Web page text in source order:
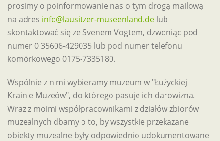
prosimy o poinformowanie nas o tym drogą mailową
na adres info@lausitzer-museenland.de lub
skontaktować się ze Svenem Vogtem, dzwoniąc pod
numer 0 35606-429035 lub pod numer telefonu
komórkowego 0175-7335180.
Wspólnie z nimi wybieramy muzeum w "Łużyckiej
Krainie Muzeów", do którego pasuje ich darowizna.
Wraz z moimi współpracownikami z działów zbiorów
muzealnych dbamy o to, by wszystkie przekazane
obiekty muzealne były odpowiednio udokumentowane